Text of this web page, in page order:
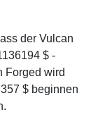
der Vulcan
$ -
Forged wird
$ beginnen